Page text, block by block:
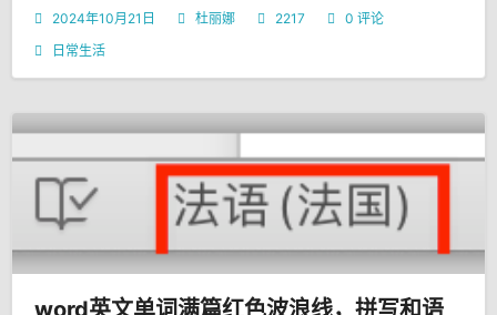
2024年10月21日 杜丽娜 2217
0 评论
日常生活
word英文单词满篇红色波浪线，拼写和语